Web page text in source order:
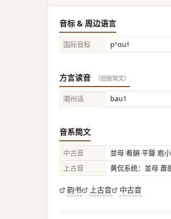
音标 & 周边语言
国际音标 pʰɑu˧˥
方言读音 （旧版简文）
潮州话 bau1
音系简文
中古音
並母 肴韻 平聲 庖
上古音
黄侃系统：並母 蕭
韵书 上古音 中古音